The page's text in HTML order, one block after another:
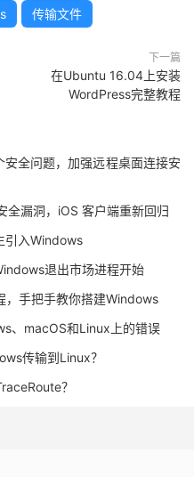
传输文件
下一篇
在Ubuntu 16.04上安装
WordPress完整教程
全问题，加强远程桌面连接安
全漏洞，iOS 客户端重新回归
引入Windows
退出市场进程开始
手把手教你搭建Windows
、macOS和Linux上的错误
传输到Linux？
？